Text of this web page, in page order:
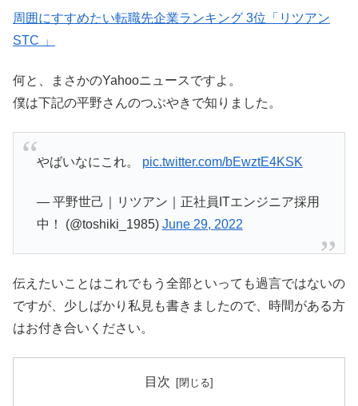
周囲にすすめたい転職先企業ランキング 3位「リツアン
STC 」
何と、まさかのYahooニュースですよ。
僕は下記の平野さんのつぶやきで知りました。
やばいなにこれ。 pic.twitter.com/bEwztE4KSK
— 平野世己｜リツアン｜正社員ITエンジニア採用
中！ (@toshiki_1985) June 29, 2022
伝えたいことはこれでもう全部といっても過言ではないの
ですが、少しばかり私見も書きましたので、時間がある方
はお付き合いください。
目次